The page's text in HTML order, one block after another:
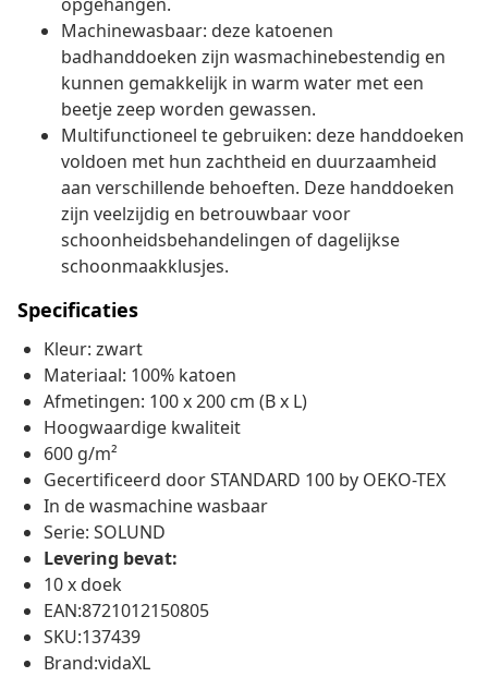
Machinewasbaar: deze katoenen
badhanddoeken zijn wasmachinebestendig en
kunnen gemakkelijk in warm water met een
beetje zeep worden gewassen.
Multifunctioneel te gebruiken: deze handdoeken
voldoen met hun zachtheid en duurzaamheid
aan verschillende behoeften. Deze handdoeken
zijn veelzijdig en betrouwbaar voor
schoonheidsbehandelingen of dagelijkse
schoonmaakklusjes.
Specificaties
Kleur: zwart
Materiaal: 100% katoen
Afmetingen: 100 x 200 cm (B x L)
Hoogwaardige kwaliteit
600 g/m²
Gecertificeerd door STANDARD 100 by OEKO-TEX
In de wasmachine wasbaar
Serie: SOLUND
Levering bevat:
10 x doek
EAN:8721012150805
SKU:137439
Brand:vidaXL